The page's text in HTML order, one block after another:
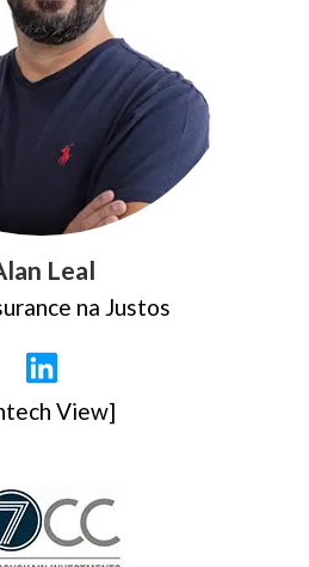
Leal
na Justos
View]